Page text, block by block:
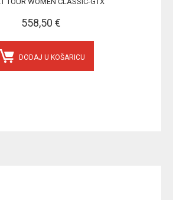
558,50 €
DODAJ U KOŠARICU